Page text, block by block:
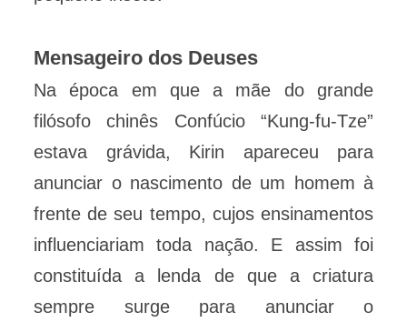
Mensageiro dos Deuses
Na época em que a mãe do grande
filósofo chinês Confúcio “Kung-fu-Tze”
estava grávida, Kirin apareceu para
anunciar o nascimento de um homem à
frente de seu tempo, cujos ensinamentos
influenciariam toda nação. E assim foi
constituída a lenda de que a criatura
sempre surge para anunciar o